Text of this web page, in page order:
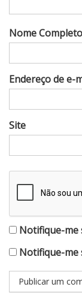
Nome
Endereço de e-
Site
Notifique-me
Notifique-me